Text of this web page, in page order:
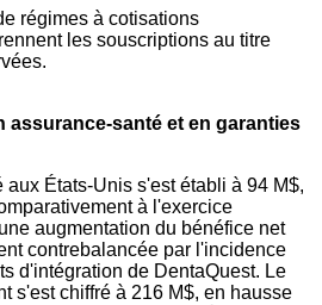
régimes à cotisations
les souscriptions au titre
assurance-santé et en garanties
aux États-Unis s'est établi à 94 M$,
à l'exercice
augmentation du bénéfice net
contrebalancée par l'incidence
d'intégration de DentaQuest. Le
s'est chiffré à 216 M$, en hausse